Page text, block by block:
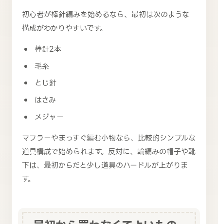
初心者が棒針編みを始めるなら、最初は次のような
構成がわかりやすいです。
棒針2本
毛糸
とじ針
はさみ
メジャー
マフラーやまっすぐ編む小物なら、比較的シンプルな
道具構成で始められます。反対に、輪編みの帽子や靴
下は、最初からだと少し道具のハードルが上がりま
す。